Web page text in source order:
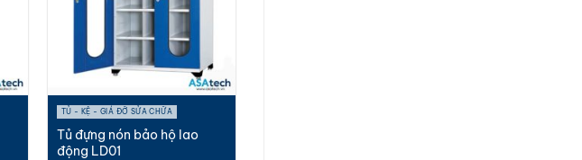
TỦ - KỆ - GIÁ ĐỠ SỬA CHỮA
Tủ đựng nón bảo hộ lao
động LD01